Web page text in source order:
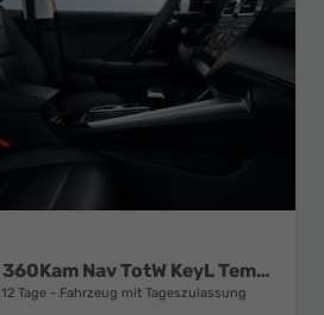
Comfort LED SHZ 360Kam Nav TotW KeyL Temp 17Z
12 Tage Fahrzeug mit Tageszulassung